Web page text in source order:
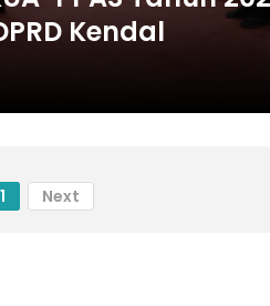
Kendal
1 Next